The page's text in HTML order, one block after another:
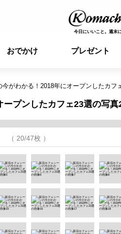
今日にいいこと。週末
おでかけ プレゼント
がわかる！2018年にオープンしたカフ
プンしたカフェ23選の写真
（ 20/47枚 ）